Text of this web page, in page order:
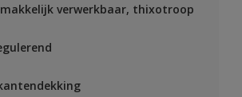
verwerkbaar, thixotroop